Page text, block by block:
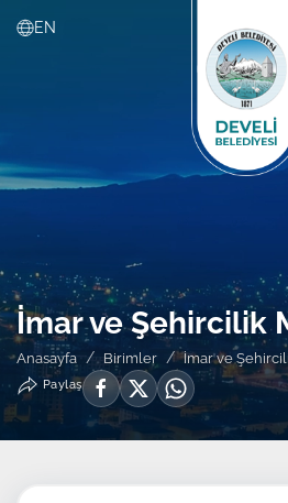
EN
İmar ve Şehircilik
Anasayfa Birimler İmar ve
Paylaş